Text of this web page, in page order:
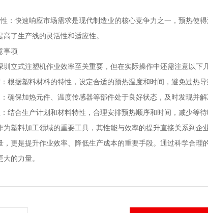
：快速响应市场需求是现代制造业的核心竞争力之一，预热使
了生产线的灵活性和适应性。
事项
圳立式注塑机作业效率至关重要，但在实际操作中还需注意以下
根据塑料材料的特性，设定合适的预热温度和时间，避免过热
确保加热元件、温度传感器等部件处于良好状态，及时发现并解
结合生产计划和材料特性，合理安排预热顺序和时间，减少等待
为塑料加工领域的重要工具，其性能与效率的提升直接关系到企
，更是提升作业效率、降低生产成本的重要手段。通过科学合
的力量。